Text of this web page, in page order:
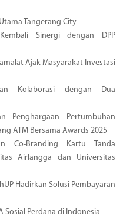
Tangerang City
Sinergi dengan DPP
Ajak Masyarakat Investasi
Kolaborasi dengan Dua
Penghargaan Pertumbuhan
ATM Bersama Awards 2025
Co-Branding Kartu Tanda
Airlangga dan Universitas
Hadirkan Solusi Pembayaran
Sosial Perdana di Indonesia